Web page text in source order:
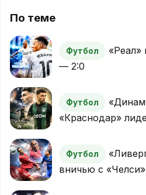
По теме
Футбол
«Реал»
— 2:0
Футбол
«Краснодар»
Футбол
вничью с «Челси»